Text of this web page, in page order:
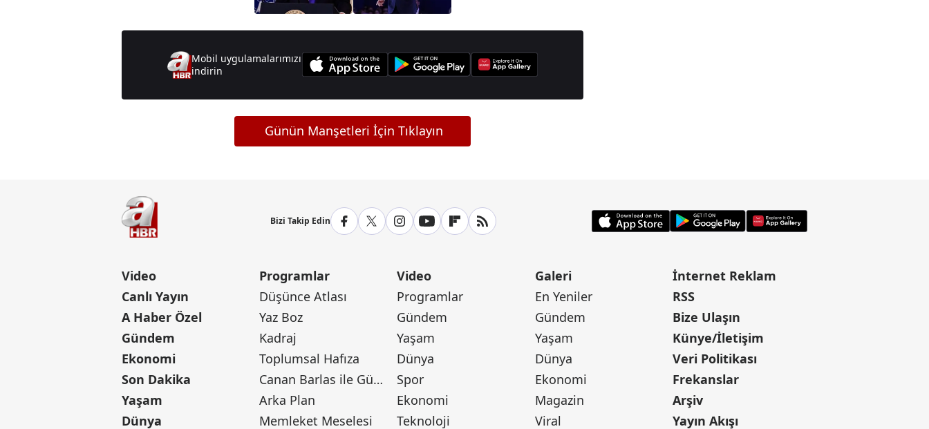
Mobil uygulamalarımızı
indirin
Günün Manşetleri İçin Tıklayın
Bizi Takip Edin
Video
Canlı Yayın
A Haber Özel
Gündem
Ekonomi
Son Dakika
Yaşam
Dünya
Programlar
Düşünce Atlası
Yaz Boz
Kadraj
Toplumsal Hafıza
Canan Barlas ile Gündem
Arka Plan
Memleket Meselesi
Video
Programlar
Gündem
Yaşam
Dünya
Spor
Ekonomi
Teknoloji
Galeri
En Yeniler
Gündem
Yaşam
Dünya
Ekonomi
Magazin
Viral
İnternet Reklam
RSS
Bize Ulaşın
Künye/İletişim
Veri Politikası
Frekanslar
Arşiv
Yayın Akışı